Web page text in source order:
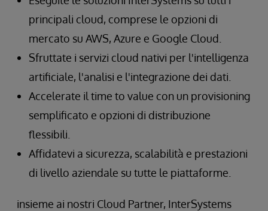
principali cloud, comprese le opzioni di
mercato su AWS, Azure e Google Cloud.
Sfruttate i servizi cloud nativi per l'intelligenza
artificiale, l'analisi e l'integrazione dei dati.
Accelerate il time to value con un provisioning
semplificato e opzioni di distribuzione
flessibili.
Affidatevi a sicurezza, scalabilità e prestazioni
di livello aziendale su tutte le piattaforme.
insieme ai nostri Cloud Partner, InterSystems